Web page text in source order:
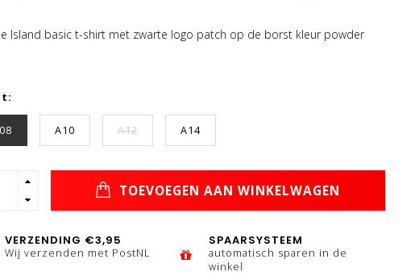
Island basic t-shirt met zwarte logo patch op de borst kleur powder
A10 A12 A14
TOEVOEGEN AAN WINKELWAGEN
VERZENDING €3,95
Wij verzenden met PostNL
SPAARSYSTEEM
automatisch sparen in de
winkel